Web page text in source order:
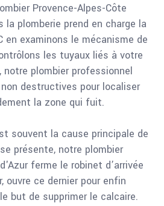
Provence-Alpes-Côte
la plomberie prend en charge la
en examinons le mécanisme de
les tuyaux liés à votre
plombier professionnel
destructives pour localiser
la zone qui fuit.
souvent la cause principale de
présente, notre plombier
ferme le robinet d’arrivée
ouvre ce dernier pour enfin
but de supprimer le calcaire.